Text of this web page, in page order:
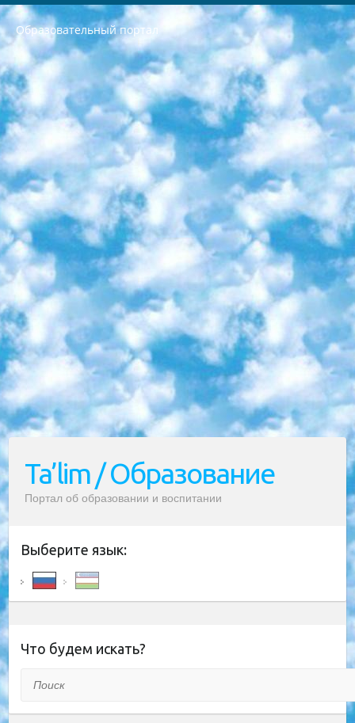
Образовательный портал
РЕСПУБЛИКА УЗБЕКИСТАН МИНИСТРЕРСТВО ДОШКОЛЬНОГО И ШКОЛЬНОГО ОБРАЗОВАНИЯ КОМАНДА в общеобразовательных учреждениях в 2023-2024 учебном году организация и проведение итоговой государственной аттестации обучающихся о Министра дошкольного и школьного образования Республики Узбекистан от 4 марта 2008 года (постановлением Минюста от 20 марта 2008 года № 1778 государственной регистрации) «Итоговое состояние учащихся общего среднего образования на основании положения об утверждении положения об аттестации общего среднего образования выпускной экзамен студентов в образовательных учреждениях в 2023-2024 учебном году В целях организации и прохождения аттестации приказываю: 1. Следующее: перечень предметов, по которым будет проводиться итоговая государственная аттестация и экзамен формы перевода согласно приложению 1; сертификаты международного образца, оценивающие уровень владения иностранными языками перечень согласно приложению 2; 2. Педагогический при специализированных образовательных учреждениях. научно-практический центр квалификации и международной оценки (Д.Давидова) 2024 г. До 25 марта: задания по предметам, по которым будет проводиться итоговая аттестация разработка и утверждение технических условий; итоговая аттестация на основании разработанного предметного задания разработка вопросов по предметам (устно и письменно), экзамен передача; общеобразовательные средние школы и специальные учебные заведения учащиеся выпускных классов школ и интернатов в агентской системе подготовка базы данных экзаменационных материалов и критериев оценки; перевод базы экзаменационных материалов на все языки обучения подать в Республиканский образовательный центр для изготовления; варианты экзаменов на основе разработанных контрольных материалов пусть будут поставлены задачи формирования. 3. Республиканский образовательный центр (Ш.Худайкулов) до 5 апреля 2024 года. до: база данных предоставленных экзаменационных материалов на все языки обучения перевод и экспертиза; для слепых, слабовидящих, глухих, слабослышащих и умственно отсталых детей учащиеся выпускных классов специализированных школ и школ-интернатов база данных экзаменационных материалов на всех преподаваемых языках подготовка критериев оценки; специализированные школы для умственно отсталых детей и технологии для учащихся выпускных классов школ-интернатов разработка соответствующих рекомендаций и критериев проведения ЕГЭ по естествознанию давать задания. 4. Педагогический при специализированных образовательных учреждениях. Научно-практический центр навыков и международной оценки (Д.Давидова), Республика образовательный центр (Худайкулов Ш.) итоговый государственный аттестационный экзамен ориентирован на творческое и логическое мышление при подготовке базы материалов учитывать введение заданий. 5. Следует отметить, что: сертификат государственного образца о знании общеобразовательного предмета и как минимум национальный уровень B1 по предметам на иностранных языках, указанным в Приложении 2. или международно признанный сертификат эквивалентного уровня студенты, изучающие определенный предмет, освобождаются от экзамена; по соответствующим предметам запланирована итоговая государственная аттестация за день до дня, путем жеребьевки Рабочей группой (в письменной форме по предметам, проводимым в форме) из числа сформированных вариантов выбрано 2 варианта; 2 выбранных варианта экзамена анонсированы на официальном сайте министерства и все выпускники по всей стране на основе этих вариантов проводит итоговую государственную аттестацию. 6. Государственное образование учащихся средних общеобразовательных учреждений. знания в соответствии с квалификационными требованиями, которые необходимо приобрести на основании стандартов итоговый (выпускной) контроль для 9 и 11 классов в целях тестирования Экзамены (далее – экзамены) состоят из предметов, перечисленных в приложении 1. будет сделано. 7. Экзамены пройдут с 26 мая по 15 июня 2024 г. (кроме науки физического воспитания). 8. Физическая для учащихся 9 классов общесредних образовательных учреждений. Экзамены по предмету «Образование, квалификация медицина» 1-6 мая 2024 года. сотрудники перевести под присмотр (с отклонениями в физическом или умственном развитии) специализированная школа для детей, школы-интернаты и со сколиозом школы-интернаты санаторного типа для больных детей исключены). 9. Он был слепым, слабовидящим и имел нарушения опорно-двигательного аппарата. экзамены в специализированных школах и интернатах для детей должны проводиться исходя из требований, предъявляемых к общеобразовательным учреждениям (физкультура кроме науки). 10. Специализированная школа для глухих и слабослышащих детей. и экзамены в интернатах и быть реализован в виде письменного теста по математике. 11. Специальность для умственно отсталых детей. Для 9 класса Родной язык и литературное письмо Государственный язык (язык обучения – узбекский). для неклассов) написано Математическое письмо Письменная/устная история Узбекистана Физическое воспитание практично Итоговый контроль Для 11 класса Написание родного языка и литературы (эссе) Математическое письмо Узбекский язык (обучение на узбекском языке) не посещающее общее среднее образование для учреждений)/Образовательное учреждение выбор письменный и устный Иностранный язык письменный/устный Письменная/устная история Узбекистана *По выбору студента:  Химия  Физика  Основы государственного права  География 10 бесплатных образовательных ресурсов - Мы составили подборку онлайн-проектов с интерактивными упражнениями, видеолекциями и статьями. Они помогут вам обрести новые и освежить старые знания бесплатно. 1. «ИНТУИТ» Старейшая образовательная площадка Рунета. Здесь вы найдёте сотни текстовых и видеокурсов на десятки различных тем — от программирования до психологии. Многие курсы подготовлены российскими университетами и крупными международными компаниями вроде Intel и Microsoft. Самостоятельное обучение бесплатное, но желающие могут оплатить услуги персональных наставников. 2. «Смартия» знакомит с актуальными профессиями и подсказывает, как им обучаться. Выбрав заинтересовавшую вас специальность — SMM-специалист, фотограф, веб-дизайнер или другую, — увидите список необходимых для неё умений. Чтобы вы могли освоить их самостоятельно, для каждого умения площадка отображает подборку ссылок на учебные материалы. Хотя «Смартия» ориентируется на русскоязычную аудиторию, часть контента всё же доступна только на английском. 3. «Лекторий Физтеха» Проект Московского физико-технического института (Физтеха). С его помощью вы можете смотреть онлайн серии лекций, записанные на видео в этом вузе. В числе доступных предметов — физика, биология, химия, информационные технологии и другие. К некоторым лекциям администрация ресурса прилагает готовые конспекты, которые можно скачивать в PDF-формате. 4. ITMOcourses Онлайн-площадка Санкт-Петербургского национального исследовательского университета информационных технологий, механики и оптики (ИТМО). Ресурс предоставляет свободный доступ к курсам, разработанным в этом вузе. Каталог материалов разбит на четыре категории: «Оптические системы и технологии», «Приборостроение и робототехника», «Информационные технологии» и «Биотехнологии». Курсы состоят из видеолекций, интерактивных демонстраций и заданий. 5. «КиберЛенинка» Электронная научная библиотека открытого доступа. Каталог площадки регулярно обрастает текстами статей из различных научных изданий. Сгруппированные по журналам и рубрикам публикации можно читать онлайн или скачивать целиком в PDF-формате. Проект нацелен на популяризацию науки за счёт открытого доступа к качественной информации. 6. «ПостНаука» На этом ресурсе публикуют подборки видеолекций, составленные экспертами из разных отраслей и объединённые общими темами. Среди них, к примеру, есть серии «Биоинформатика и геномика», «Культура средневековой Скандинавии» и Cinema Studies о теории кино. Каждая подборка лекций — логически связанная история, рассказанная экспертом от первого лица. Кроме того, на сайте появляются научно-образовательные статьи и тесты на разные темы. 7. «Newочём» Команда проекта «Newочём» отбирает самые интересные тексты из англоязычных СМИ и переводит те из них, за которые голосуют участники сообщества «ВКонтакте». По большей части это научно-популярные статьи. Редакторы придумывают лишь заголовки, в остальном содержание переводов соответствует оригиналам. Полные тексты можно читать прямо в социальной сети. 8. InternetUrok Онлайн-база материалов по основным дисциплинам школьной программы. Информация на сайте структурирована по классам, предметам и темам (урокам). Каждый урок состоит из видеолекций и конспектов. Есть также интерактивные тренажёры и тесты для закрепления пройденного материала. Даже если вы давно окончили школу, возможность повторить программу старших классов всегда может пригодиться. 9. Edutainme Ещё один ресурс об образовании. В отличие от Newtonew, как мне кажется, Edutainme больше ориентируется на представителей индустрии: педагогов, предпринимателей, разработчиков образовательных проектов. Но и любой, кто просто стремится к саморазвитию, найдёт на сайте много полезного и интересного для себя. Например, информацию о новых курсах и образовательных сервисах. 10. Newtonew Онлайн-медиа об образовании и обучении в широком смысле. Авторы Newtonew пишут об инструментах, заведениях, тактиках и стратегиях, которые помогают учить других и получать новые знания самостоятельно. На этой площадке вы найдёте новости, обзоры, аналитические мат
Ta’lim / Образование
Портал об образовании и воспитании
Выберите язык:
Что будем искать?